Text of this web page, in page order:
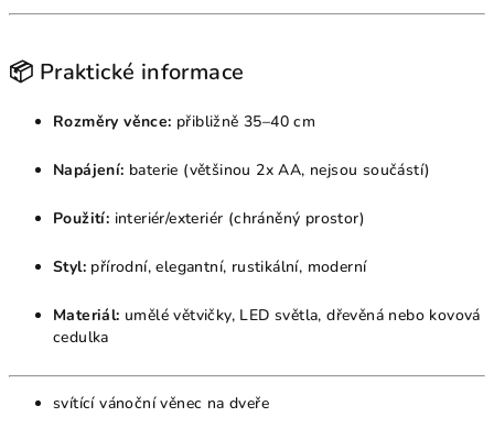
📦 Praktické informace
Rozměry věnce: přibližně 35–40 cm
Napájení: baterie (většinou 2x AA, nejsou součástí)
Použití: interiér/exteriér (chráněný prostor)
Styl: přírodní, elegantní, rustikální, moderní
Materiál: umělé větvičky, LED světla, dřevěná nebo kovová
cedulka
svítící vánoční věnec na dveře